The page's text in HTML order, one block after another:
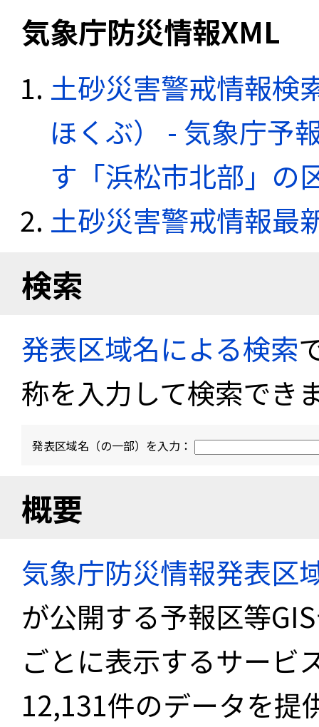
気象庁防災情報XML
土砂災害警戒情報検
ほくぶ） - 気象庁予
す「浜松市北部」の
土砂災害警戒情報最
検索
発表区域名による検索
称を入力して検索でき
発表区域名（の一部）を入力：
概要
気象庁防災情報発表区
が公開する予報区等
ごとに表示するサービ
12,131件のデータを提